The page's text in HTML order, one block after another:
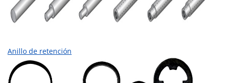
Anillo de retención